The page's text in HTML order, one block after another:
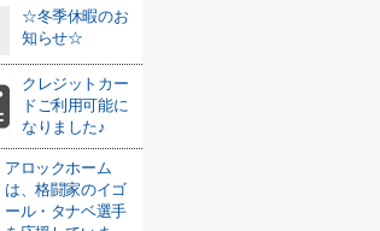
☆冬季休暇のお
知らせ☆
クレジットカー
ドご利用可能に
なりました♪
アロックホーム
は、格闘家のイゴ
ール・タナベ選手